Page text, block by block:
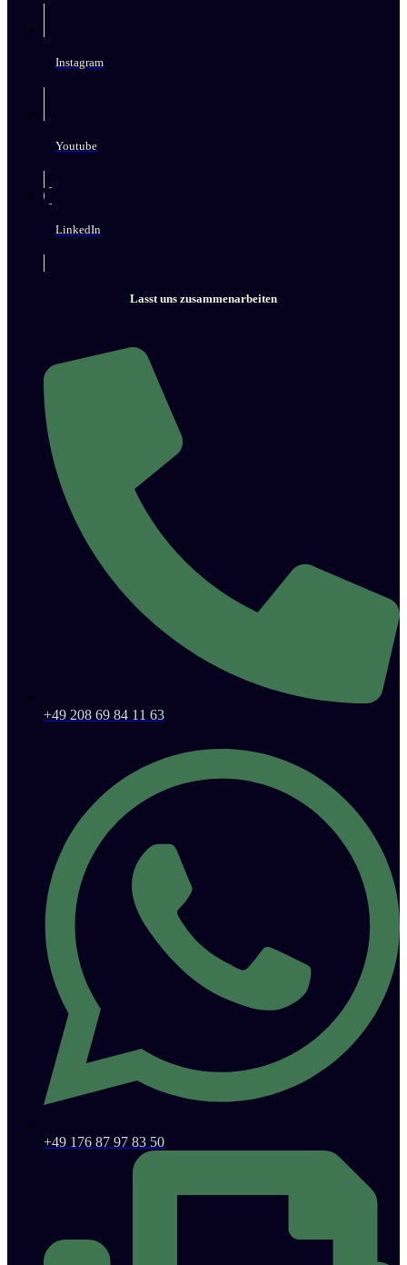
Instagram
Youtube
LinkedIn
Lasst uns zusammenarbeiten
+49 208 69 84 11 63
+49 176 87 97 83 50